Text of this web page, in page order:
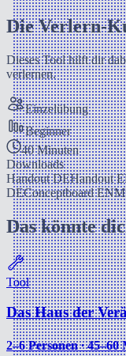
Die Verlern-
Dieses Tool hilft dir
verlernen.
Einzelübung
Beginner
40 Minuten
Downloads
Handout DEHandout
DEConceptboard EN
Das könnte
Tool
Das Haus der
2–6 Personen ∙